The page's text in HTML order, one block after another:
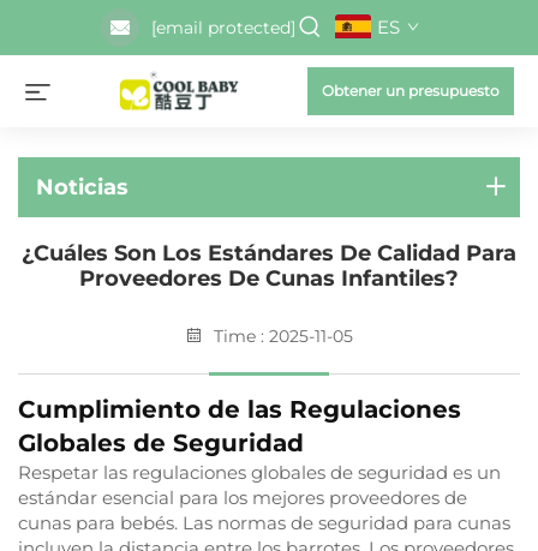
[email protected] ES
Obtener un presupuesto
Noticias
¿Cuáles Son Los Estándares De Calidad Para
Proveedores De Cunas Infantiles?
Time : 2025-11-05
Cumplimiento de las Regulaciones
Globales de Seguridad
Respetar las regulaciones globales de seguridad es un
estándar esencial para los mejores proveedores de
cunas para bebés. Las normas de seguridad para cunas